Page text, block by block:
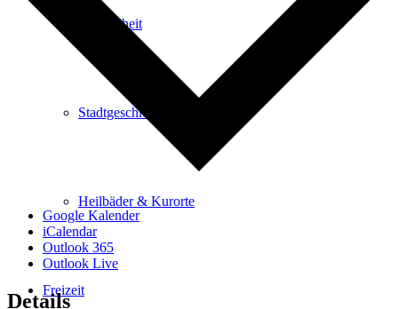
Gesundheit
Stadtgeschichte
Heilbäder & Kurorte
Freizeit
Google Kalender
iCalendar
Outlook 365
Outlook Live
Details